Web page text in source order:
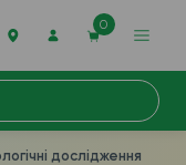
0
дослідження